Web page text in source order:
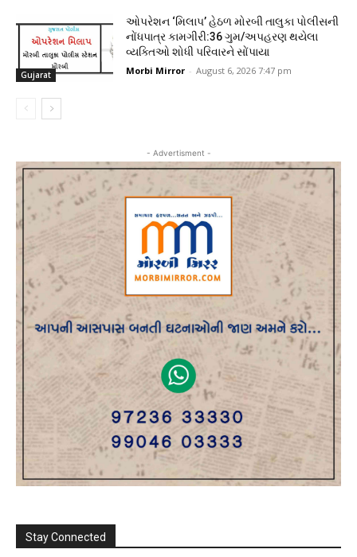
Gujarat
ઓપરેશન ‘મિલાપ’ હેઠળ મોરબી તાલુકા પોલીસની
નોંધપાત્ર કામગીરી:36 ગુમ/અપહરણ થયેલા
વ્યક્તિઓ શોધી પરિવારને સોંપાયા
Morbi Mirror - August 6, 2026 7:47 pm
- Advertisment -
Stay Connected